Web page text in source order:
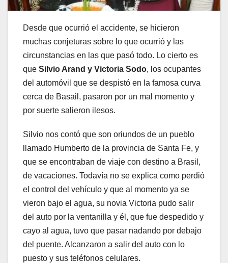
Desde que ocurrió el accidente, se hicieron
muchas conjeturas sobre lo que ocurrió y las
circunstancias en las que pasó todo. Lo cierto es
que Silvio Arand y Victoria Sodo, los ocupantes
del automóvil que se despistó en la famosa curva
cerca de Basail, pasaron por un mal momento y
por suerte salieron ilesos.
Silvio nos contó que son oriundos de un pueblo
llamado Humberto de la provincia de Santa Fe, y
que se encontraban de viaje con destino a Brasil,
de vacaciones. Todavía no se explica como perdió
el control del vehículo y que al momento ya se
vieron bajo el agua, su novia Victoria pudo salir
del auto por la ventanilla y él, que fue despedido y
cayo al agua, tuvo que pasar nadando por debajo
del puente. Alcanzaron a salir del auto con lo
puesto y sus teléfonos celulares.